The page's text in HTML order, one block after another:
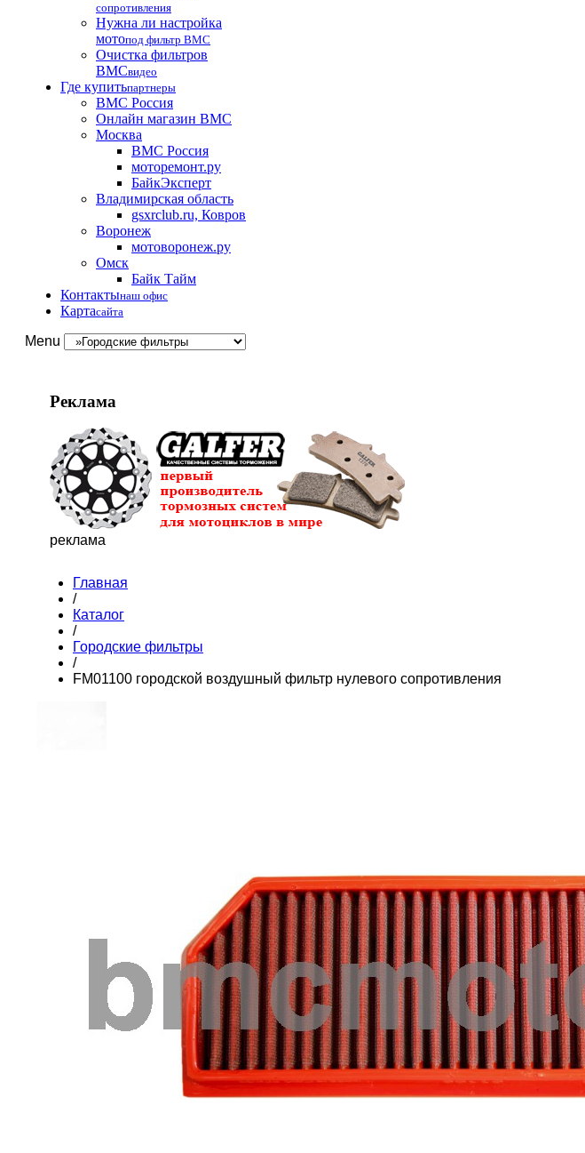
сопротивления
Нужна ли настройка
мотопод фильтр BMC
Очистка фильтров
BMCвидео
Где купитьпартнеры
BMC Россия
Онлайн магазин BMC
Москва
BMC Россия
моторемонт.ру
БайкЭксперт
Владимирская область
gsxrclub.ru, Ковров
Воронеж
мотоворонеж.ру
Омск
Байк Тайм
Контактынаш офис
Картасайта
Menu
Реклама
реклама
Главная
/
Каталог
/
Городские фильтры
/
FM01100 городской воздушный фильтр нулевого сопротивления